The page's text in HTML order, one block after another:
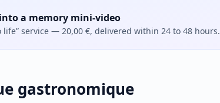
a memory mini-video
life” service — 20,00 €, delivered within 24 to 48 hours.
gastronomique